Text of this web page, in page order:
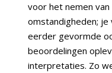
voor het nemen
omstandigheden;
eerder gevormde
beoordelingen
interpretaties. Zo